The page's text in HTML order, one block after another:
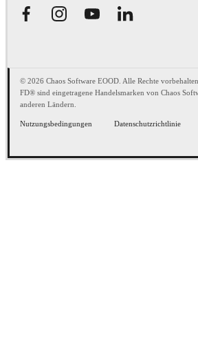
© 2026 Chaos Software EOOD. Alle Rechte
FD® sind eingetragene Handelsmarken von Chaos
anderen Ländern.
Nutzungsbedingungen Datenschutzrichtlinie